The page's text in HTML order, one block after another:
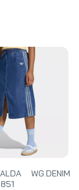
WG.DENIM